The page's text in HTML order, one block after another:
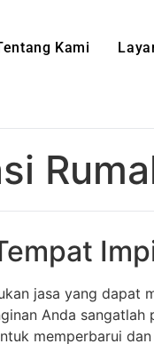
Kami
jasa yang dapat
Anda sangatlah
memperbarui